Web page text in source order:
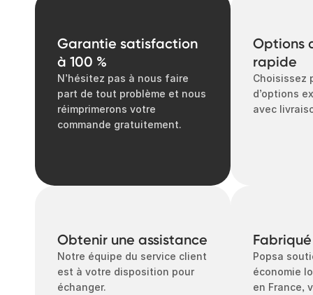
Garantie satisfaction
à 100 %
N’hésitez pas à nous faire
part de tout problème et nous
réimprimerons votre
commande gratuitement.
Obtenir une assistance
Notre équipe du service client
est à votre disposition pour
échanger.
Options
rapide
Choisissez
d’options
avec
Popsa
économie
en France,